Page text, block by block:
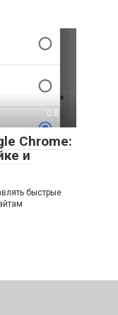
0
Chrome:
и
быстрые